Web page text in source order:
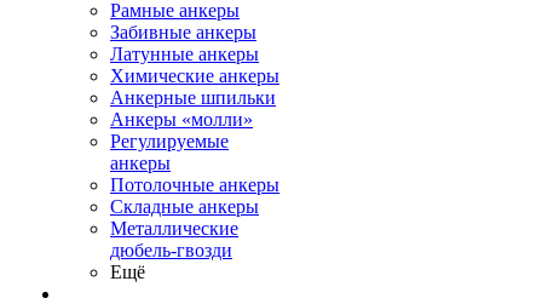
Рамные анкеры
Забивные анкеры
Латунные анкеры
Химические анкеры
Анкерные шпильки
Анкеры «молли»
Регулируемые
анкеры
Потолочные анкеры
Складные анкеры
Металлические
дюбель-гвозди
Ещё